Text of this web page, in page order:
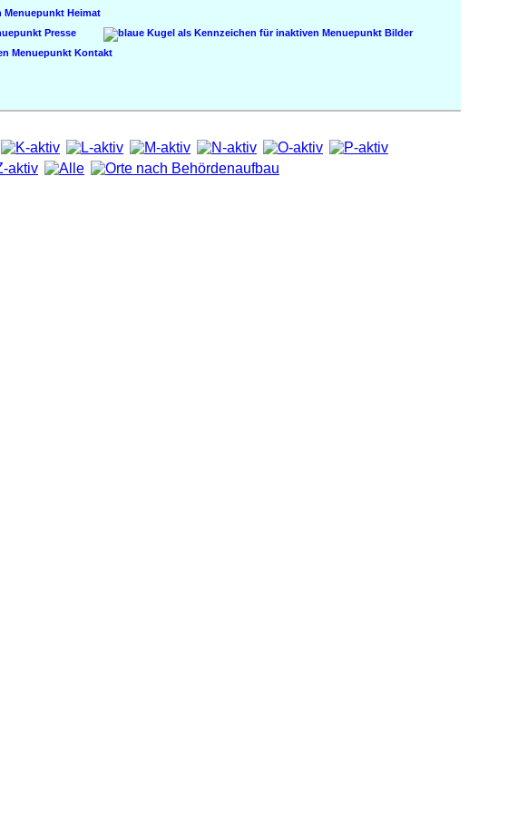
Heimat
Presse
Bilder
Kontakt